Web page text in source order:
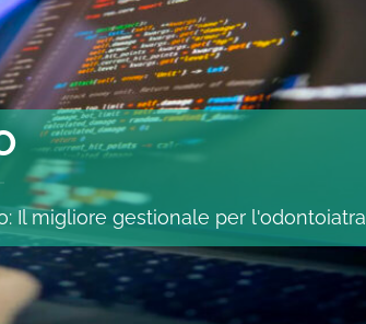
Il migliore gestionale per l'odontoiatra